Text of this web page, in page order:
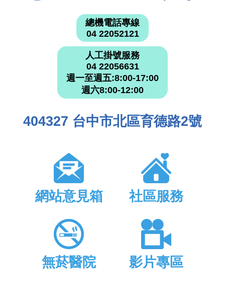
總機電話專線
04 22052121
人工掛號服務
04 22056631
週一至週五:8:00-17:00
週六8:00-12:00
404327 台中市北區育德路2號
網站意見箱 社區服務
無菸醫院 影片專區